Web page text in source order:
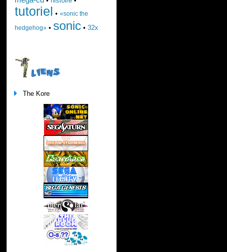
tutoriel • «sonic the
hedgehog»• sonic• 32x
LIENS
The Kore